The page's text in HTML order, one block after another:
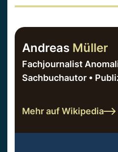
Andreas Müller
Fachjournalist
Sachbuchautor •
Mehr auf Wikipedia